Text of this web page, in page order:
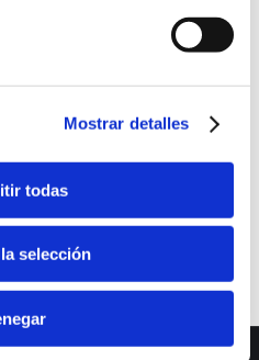
Mostrar detalles
todas
selección
WordPress themes